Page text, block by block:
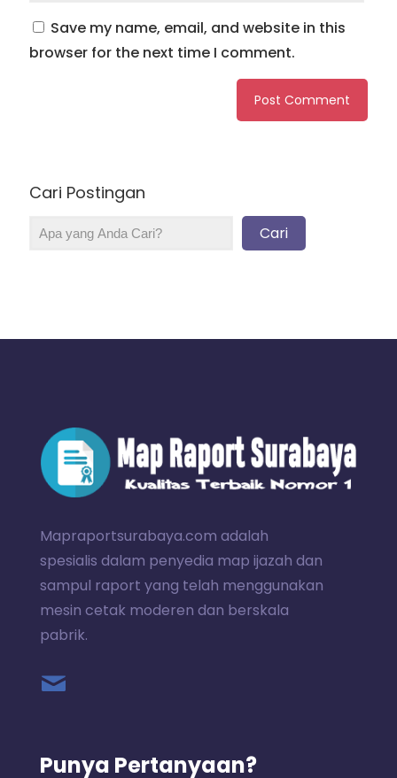
Save my name, email, and website in this
browser for the next time I comment.
Cari Postingan
Cari
Mapraportsurabaya.com adalah
spesialis dalam penyedia map ijazah dan
sampul raport yang telah menggunakan
mesin cetak moderen dan berskala
pabrik.
Punya Pertanyaan?